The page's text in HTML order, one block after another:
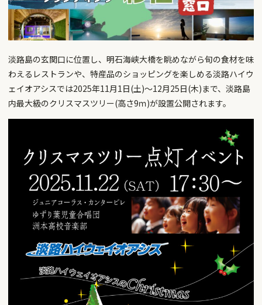
淡路島の玄関口に位置し、明石海峡大橋を眺めながら旬の食材を味
わえるレストランや、特産品のショッピングを楽しめる淡路ハイウ
ェイオアシスでは2025年11月1日(土)～12月25日(木)まで、淡路島
内最大級のクリスマスツリー(高さ9ｍ)が設置公開されます。